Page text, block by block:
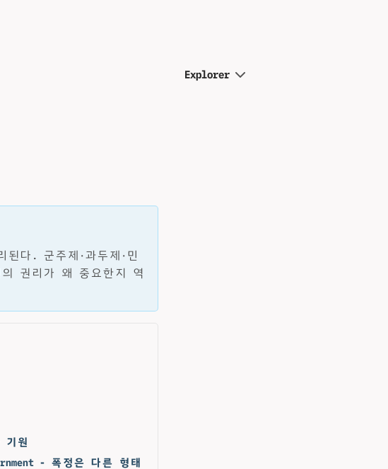
다. 군주제·과두제·민
권리가 왜 중요한지 역
원
- 폭정은 다른 형태
Explorer